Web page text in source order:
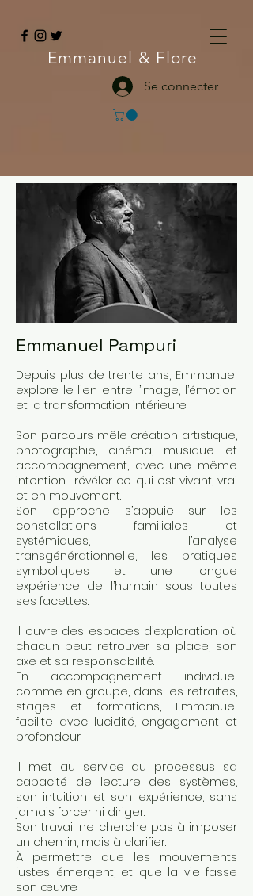
Emmanuel & Flore
Se connecter
Emmanuel Pampuri
Depuis plus de trente ans, Emmanuel
explore le lien entre l’image, l’émotion
et la transformation intérieure.
Son parcours mêle création artistique,
photographie, cinéma, musique et
accompagnement, avec une même
intention : révéler ce qui est vivant, vrai
et en mouvement.
Son approche s’appuie sur les
constellations familiales et
systémiques, l’analyse
transgénérationnelle, les pratiques
symboliques et une longue
expérience de l’humain sous toutes
ses facettes.
Il ouvre des espaces d’exploration où
chacun peut retrouver sa place, son
axe et sa responsabilité.
En accompagnement individuel
comme en groupe, dans les retraites,
stages et formations, Emmanuel
facilite avec lucidité, engagement et
profondeur.
Il met au service du processus sa
capacité de lecture des systèmes,
son intuition et son expérience, sans
jamais forcer ni diriger.
Son travail ne cherche pas à imposer
un chemin, mais à clarifier.
À permettre que les mouvements
justes émergent, et que la vie fasse
son œuvre